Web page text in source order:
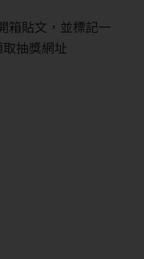
箱貼文，並標記一
抽獎網址